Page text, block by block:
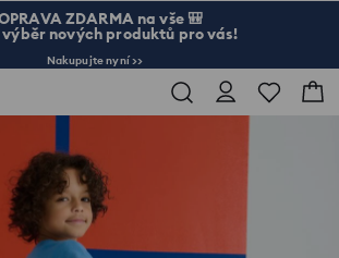
ZDARMA na vše 🎒
nových produktů pro vás!
Nakupujte nyní >>